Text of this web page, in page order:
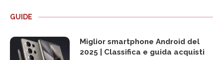
GUIDE
Miglior smartphone Android del
2025 | Classifica e guida acquisti